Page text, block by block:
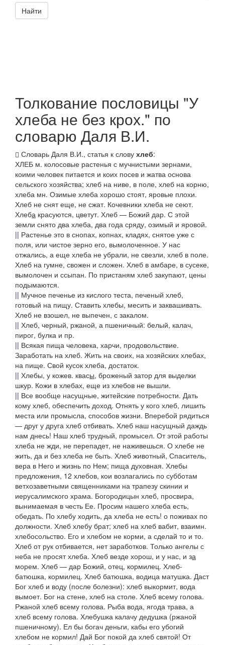
Найти
Толкование пословицы "У
хлеба не без крох." по
словарю Даля В.И.
Словарь Даля В.И., статья к слову хлеб:
ХЛЕБ м. колосовые растенья с мучнистыми зернами,
коими человек питается и коих посев и жатва основа
сельского хозяйства; хлеб на ниве, в поле, хлеб на корню,
хлеба мн. Озимые хлеба хорошо стоят, яровые плохи.
Хлеб не снят еще, не сжат. Кочевники хлеба не сеют.
Хлеба красуются, цветут. Хлеб — Божий дар. С этой
земли снято два хлеба, два года сряду, озимый и яровой.
|| Растенье это в снопах, копнах, кладях, снятое уже с
поля, или чистое зерно его, вымолоченное. У нас
отжались, а еще хлеба не убрали, не свезли, хлеб в поле.
Хлеб на гумне, свожен и сложен. Хлеб в амбаре, в сусеке,
вымолочен и ссыпан. По пристаням хлеб закупают, цены
подымаются.
|| Мучное печенье из кислого теста, печеный хлеб,
готовый на пищу. Ставить хлебы, месить и заквашивать.
Хлеб не взошел, не выпечен, с закалом.
|| Хлеб, черный, ржаной, а пшеничный: белый, калач,
пирог, булка и пр.
|| Всякая пища человека, харчи, продовольствие.
Заработать на хлеб. Жить на своих, на хозяйских хлебах,
на пище. Свой кусок хлеба, достаток.
|| Хлебы, у кожев. квасы, броженый затор для выделки
шкур. Кожи в хлебах, еще из хлебов не вышли.
|| Все вообще насущные, житейские потребности. Дать
кому хлеб, обеспечить доход. Отнять у кого хлеб, лишить
места или промысла, способов жизни. Вперебой рядиться
— друг у друга хлеб отбивать. Хлеб наш насущный даждь
нам днесь! Наш хлеб трудный, промысел. От этой работы
хлеба не жди, не перепадет, не наживешься. О хлебе не
жить, да и без хлеба не быть. Хлеб животный, Спаситель,
вера в Него и жизнь по Нем; пища духовная. Хлебы
предложения, 12 хлебов, кои возлагались по субботам
ветхозаветными священниками на трапезу скинии и
иерусалимского храма. Богородицын хлеб, просвира,
вынимаемая в честь Ее. Просим нашего хлеба есть,
обедать. По хлебу ходить, да хлеба не есть! о поживах по
должности. Хлеб хлебу брат; хлеб на хлеб вабит, взаимн.
хлебосольство. Его и хлебом не корми, а сделай то и то.
Хлеб от рук отбивается, нет заработков. Только ангелы с
неба не просят хлеба. Хлеб везде хорош, и у нас, и за
морем. Хлеб — дар Божий, отец, кормилец. Хлеб-
батюшка, кормилец. Хлеб батюшка, водица матушка. Даст
Бог хлеб и воду (после болезни): хлеб выкормит, вода
вымоет. Бог на стене, хлеб на столе. Хлеб всему голова.
Ржаной хлеб всему голова. Рыба вода, ягода трава, а
хлеб всему голова. Хлебушка калачу дедушка (ржаной
пшеничному). Ел бы богач деньги, кабы его убогий
хлебом не кормил! Дай Бог покой да хлеб святой! От